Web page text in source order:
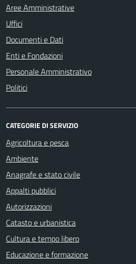
Aree Amministrative
Uffici
Documenti e Dati
Enti e Fondazioni
Personale Amministrativo
Politici
CATEGORIE DI SERVIZIO
Agricoltura e pesca
Ambiente
Anagrafe e stato civile
Appalti pubblici
Autorizzazioni
Catasto e urbanistica
Cultura e tempo libero
Educazione e formazione